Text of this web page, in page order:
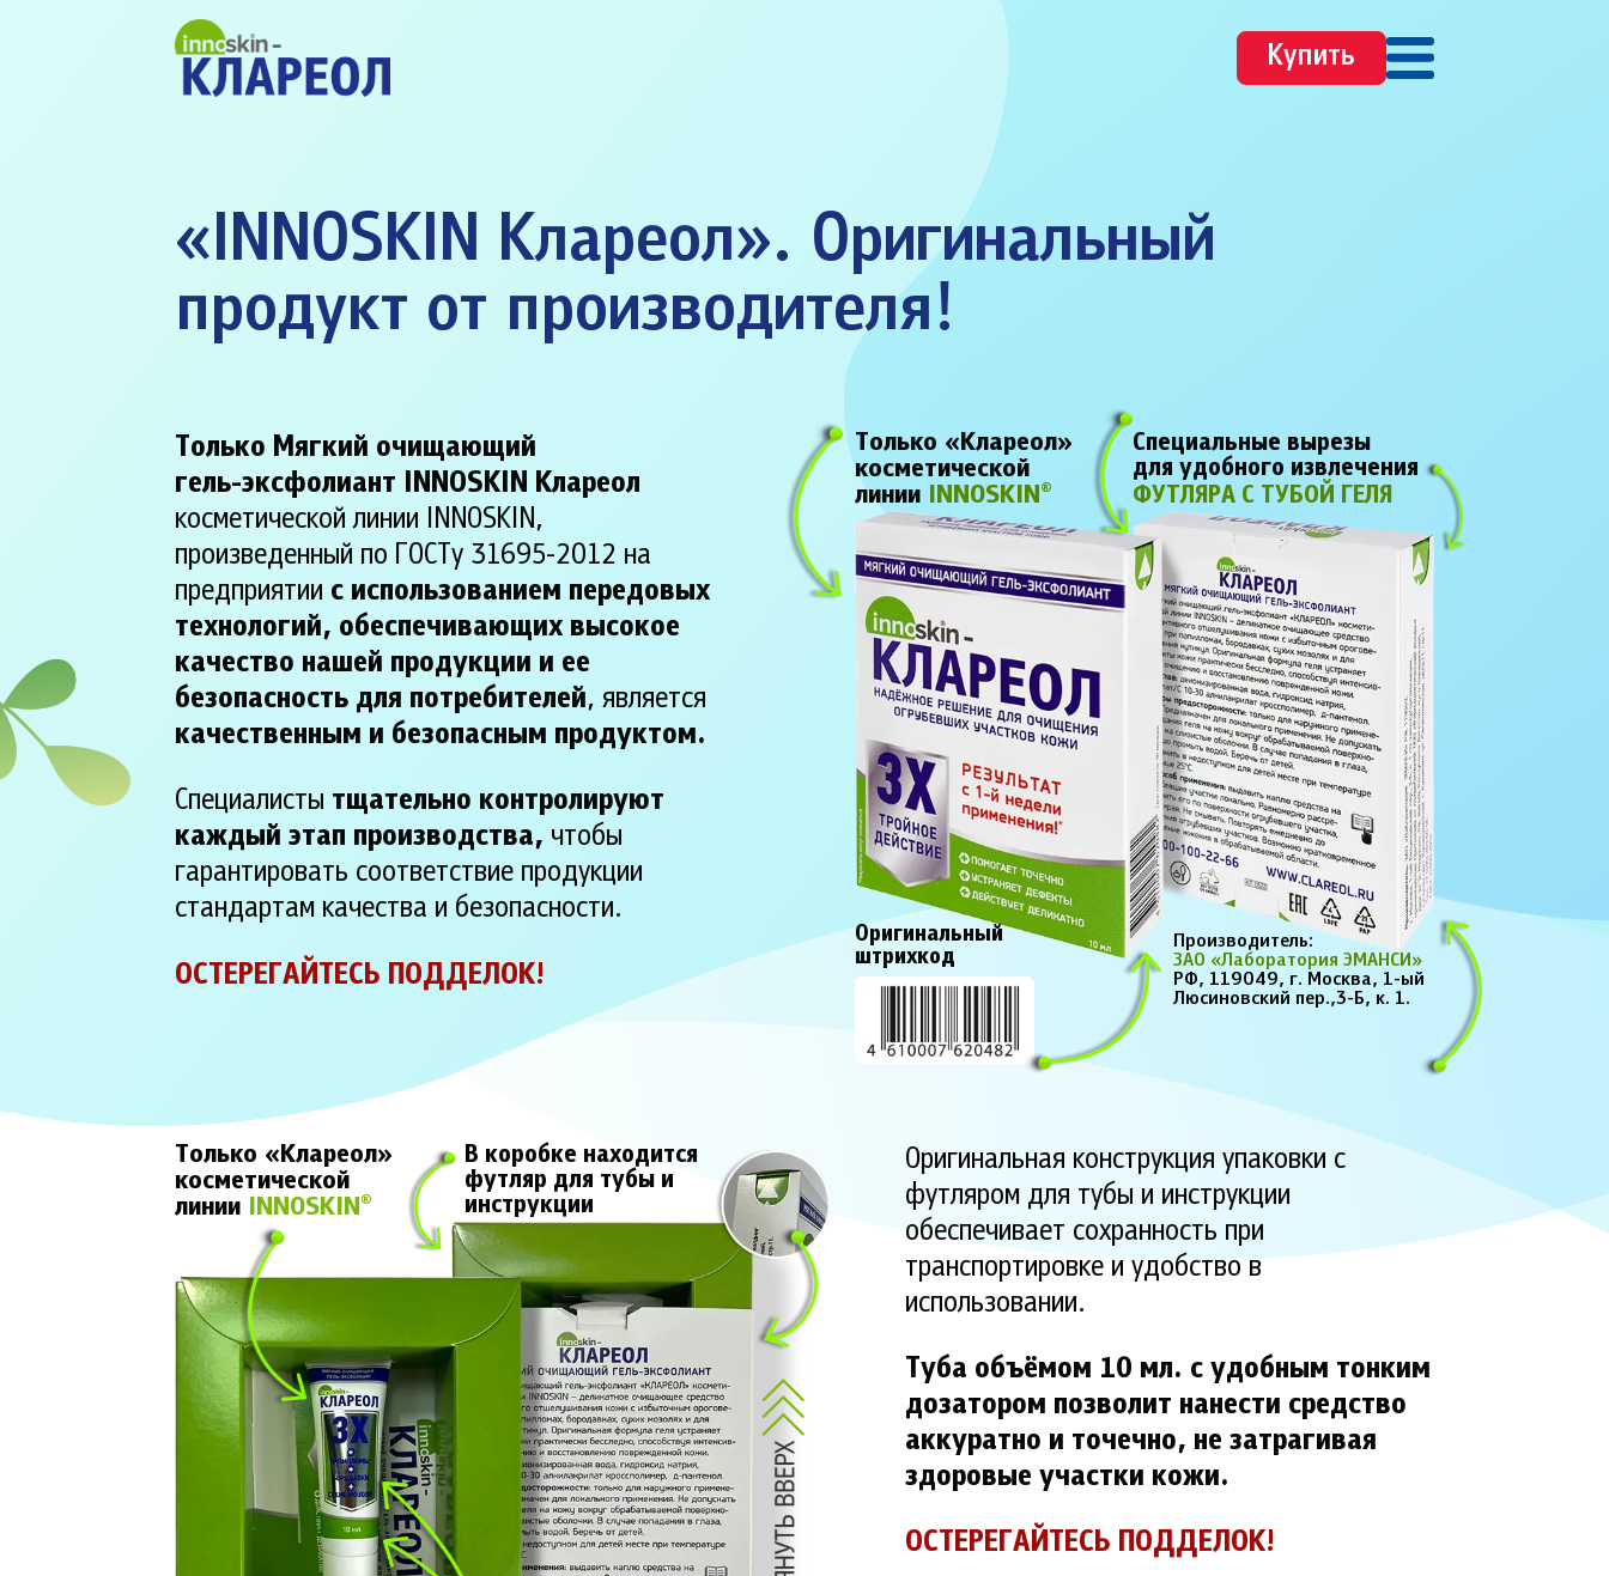
Купить
«INNOSKIN Клареол». Оригинальный
продукт от производителя!
Только Мягкий очищающий
гель-эксфолиант INNOSKIN Клареол
косметической линии INNOSKIN,
произведенный по ГОСТу 31695-2012 на
предприятии с использованием передовых
технологий, обеспечивающих высокое
качество нашей продукции и ее
безопасность для потребителей, является
качественным и безопасным продуктом.
Специалисты тщательно контролируют
каждый этап производства, чтобы
гарантировать соответствие продукции
стандартам качества и безопасности.
ОСТЕРЕГАЙТЕСЬ ПОДДЕЛОК!
Только «Клареол»
косметической
линии INNOSKIN®
Специальные вырезы
для удобного извлечения
ФУТЛЯРА С ТУБОЙ ГЕЛЯ
Оригинальный
штрихкод
Производитель:
ЗАО «Лаборатория ЭМАНСИ»
РФ, 119049, г. Москва, 1-ый
Люсиновский пер.,3-Б, к. 1.
Только «Клареол»
косметической
линии INNOSKIN®
В коробке находится
футляр для тубы и
инструкции
Оригинальная конструкция упаковки с
футляром для тубы и инструкции
обеспечивает сохранность при
транспортировке и удобство в
использовании.
Туба объёмом 10 мл. с удобным тонким
дозатором позволит нанести средство
аккуратно и точечно, не затрагивая
здоровые участки кожи.
ОСТЕРЕГАЙТЕСЬ ПОДДЕЛОК!